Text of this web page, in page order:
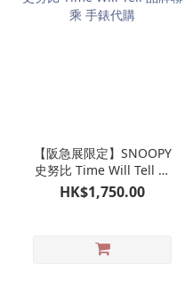
【阪急展限定】SNOOPY
史努比 Time Will Tell 品
牌聯乘 手錶代購
HK$1,750.00